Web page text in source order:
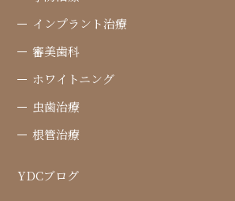
インプラント治療
審美歯科
ホワイトニング
虫歯治療
根管治療
YDCブログ